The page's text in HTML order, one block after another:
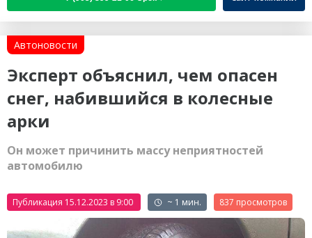
Автоновости
Эксперт объяснил, чем опасен
снег, набившийся в колесные
арки
Он может причинить массу неприятностей
автомобилю
Публикация 15.12.2023 в 9:00 ~ 1 мин. 837